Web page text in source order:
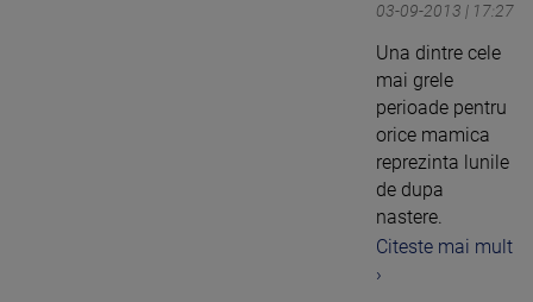
03-09-2013 | 17:27
Una dintre cele
mai grele
perioade pentru
orice mamica
reprezinta lunile
de dupa
nastere.
Citeste mai mult
›